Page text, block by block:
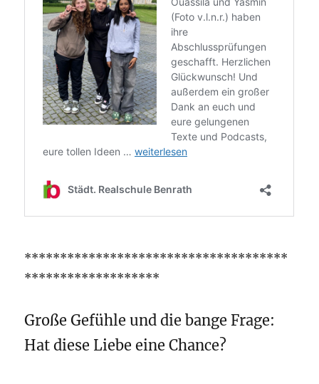
*************************************
*******************
Große Gefühle und die bange Frage:
Hat diese Liebe eine Chance?